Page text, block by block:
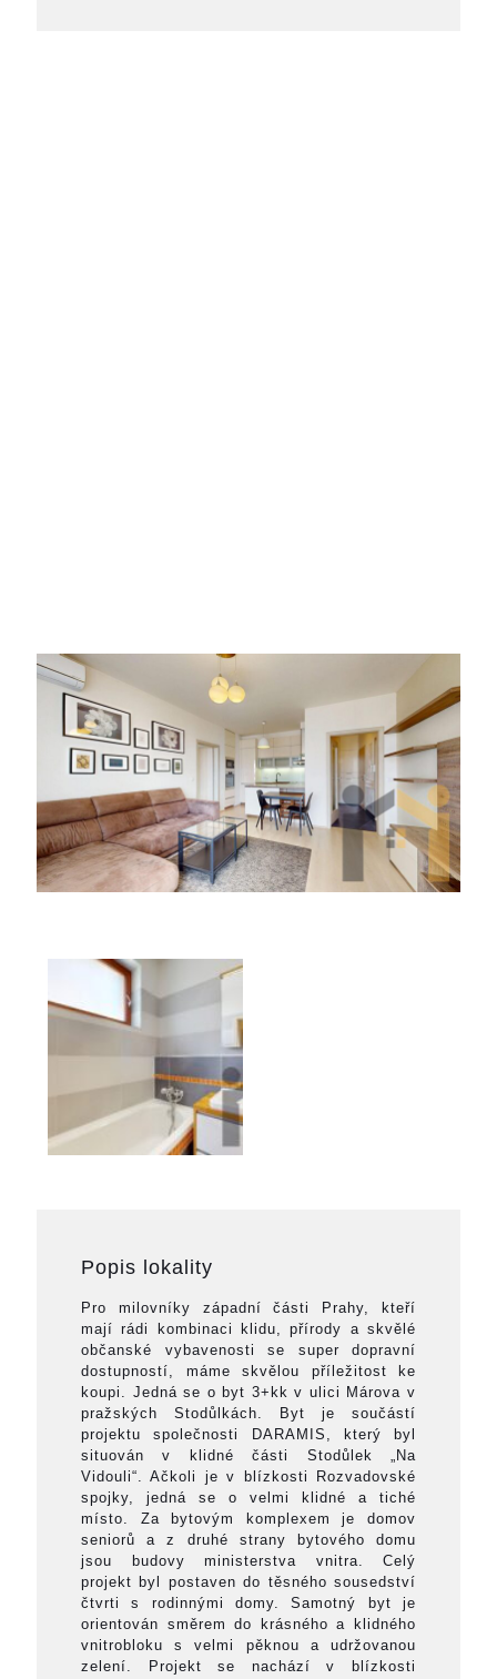
Popis lokality
Pro milovníky západní části Prahy, kteří
mají rádi kombinaci klidu, přírody a skvělé
občanské vybavenosti se super dopravní
dostupností, máme skvělou příležitost ke
koupi. Jedná se o byt 3+kk v ulici Márova v
pražských Stodůlkách. Byt je součástí
projektu společnosti DARAMIS, který byl
situován v klidné části Stodůlek „Na
Vidouli“. Ačkoli je v blízkosti Rozvadovské
spojky, jedná se o velmi klidné a tiché
místo. Za bytovým komplexem je domov
seniorů a z druhé strany bytového domu
jsou budovy ministerstva vnitra. Celý
projekt byl postaven do těsného sousedství
čtvrti s rodinnými domy. Samotný byt je
orientován směrem do krásného a klidného
vnitrobloku s velmi pěknou a udržovanou
zelení. Projekt se nachází v blízkosti